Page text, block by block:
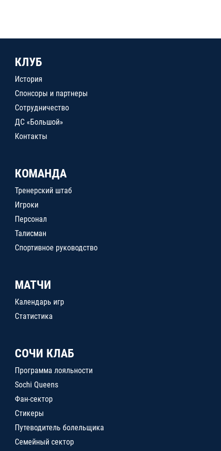
КЛУБ
История
Спонсоры и партнеры
Сотрудничество
ДС «Большой»
Контакты
КОМАНДА
Тренерский штаб
Игроки
Персонал
Талисман
Спортивное руководство
МАТЧИ
Календарь игр
Статистика
СОЧИ КЛАБ
Программа лояльности
Sochi Queens
Фан-сектор
Стикеры
Путеводитель болельщика
Семейный сектор